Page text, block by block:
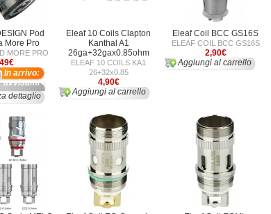
Pod
More Pro
MORE PRO
In arrivo:
avvisami
dettaglio
Eleaf 10 Coils Clapton
Kanthal A1
26ga+32gax0.85ohm
ELEAF 10 COILS KA1
26+32x0.85
4,90€
Aggiungi al carrello
Eleaf Coil BCC GS16S
ELEAF COIL BCC GS16S
2,90€
Aggiungi al carrello